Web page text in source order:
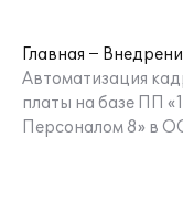
Главная
Автоматизация
платы на базе ПП
Персоналом 8»